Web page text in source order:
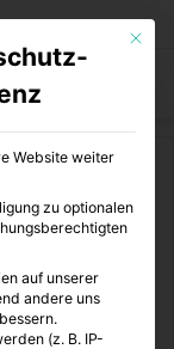
Mit
Website weiter
zu optionalen
auf unserer
andere uns
(z. B. IP-